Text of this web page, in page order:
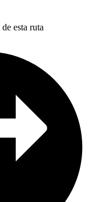
de esta ruta